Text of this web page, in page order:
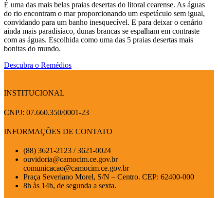
É uma das mais belas praias desertas do litoral cearense. As águas
do rio encontram o mar proporcionando um espetáculo sem igual,
convidando para um banho inesquecível. E para deixar o cenário
ainda mais paradisíaco, dunas brancas se espalham em contraste
com as águas. Escolhida como uma das 5 praias desertas mais
bonitas do mundo.
Descubra o Remédios
INSTITUCIONAL
CNPJ: 07.660.350/0001-23
INFORMAÇÕES DE CONTATO
(88) 3621-2123 / 3621-0024
ouvidoria@camocim.ce.gov.br
comunicacao@camocim.ce.gov.br
Praça Severiano Morel, S/N – Centro. CEP: 62400-000
8h às 14h, de segunda a sexta.